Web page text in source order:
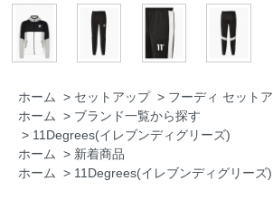
ホーム > セットアップ > フーディ セット
ホーム
> ブランド一覧から探す
> 11Degrees(イレブンディグリーズ)
ホーム
> 新着商品
ホーム
> 11Degrees(イレブンディグリーズ)